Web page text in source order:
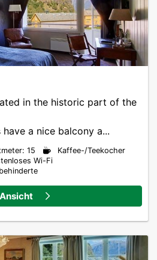
in the historic part of the
a nice balcony a...
15
Kaffee-/Teekocher
Wi-Fi
Ansicht